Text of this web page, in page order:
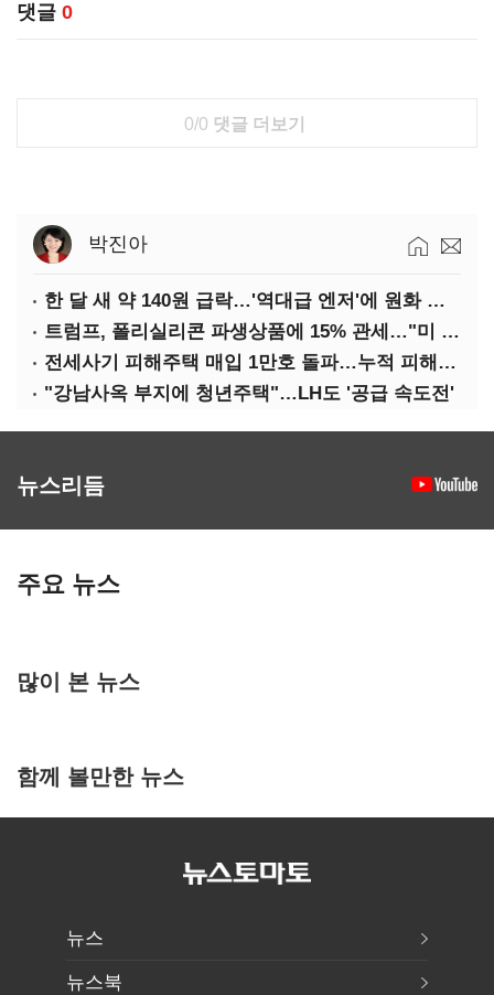
댓글 0
0/0 댓글 더보기
박진아
한 달 새 약 140원 급락…'역대급 엔저'에 원화 변곡점
트럼프, 폴리실리콘 파생상품에 15% 관세…"미 산업 재건"
전세사기 피해주택 매입 1만호 돌파…누적 피해자 4만278명
"강남사옥 부지에 청년주택"…LH도 '공급 속도전'
뉴스리듬
주요 뉴스
많이 본 뉴스
함께 볼만한 뉴스
뉴스
뉴스북